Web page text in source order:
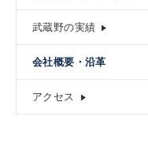
武蔵野の実績
会社概要・ 沿革
アクセス